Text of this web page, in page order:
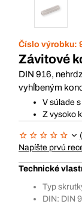
Číslo výrobku:
Závitové
DIN 916,
vyhĺbeným
V súlade
Z vysoko
Napíšte prvú
Technické
Typ
DIN: DIN